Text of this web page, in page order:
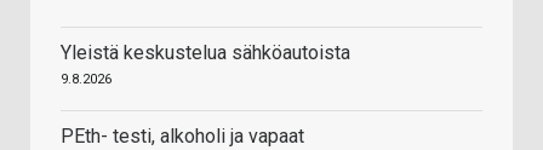
Yleistä keskustelua sähköautoista
9.8.2026
PEth- testi, alkoholi ja vapaat